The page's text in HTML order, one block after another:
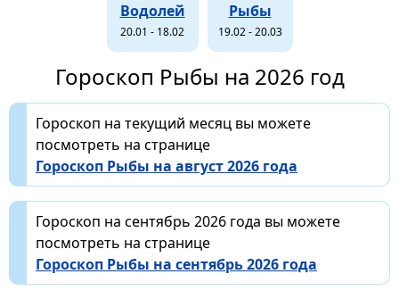
Водолей
20.01 - 18.02
Рыбы
19.02 - 20.03
Гороскоп Рыбы на 2026 год
Гороскоп на текущий месяц вы можете
посмотреть на странице
Гороскоп Рыбы на август 2026 года
Гороскоп на сентябрь 2026 года вы можете
посмотреть на странице
Гороскоп Рыбы на сентябрь 2026 года